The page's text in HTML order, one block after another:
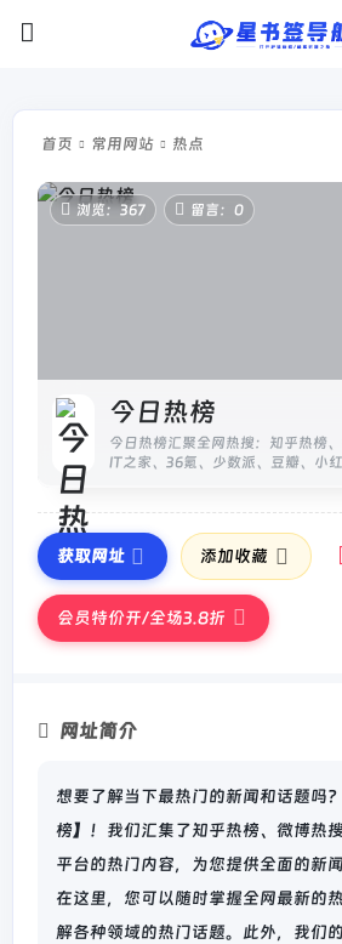
首页 常用网站 热点
浏览：367 留言：0
今日热榜
今日热榜汇聚全网热搜：知乎热榜
IT之家、36氪、少数派、豆瓣、小
获取网址 添加收藏
会员特价开/全场3.8折
网址简介
想要了解当下最热门的新闻和话题吗
榜】！我们汇集了知乎热榜、微博热
平台的热门内容，为您提供全面的新
在这里，您可以随时掌握全网最新的
解各种领域的热门话题。此外，我们